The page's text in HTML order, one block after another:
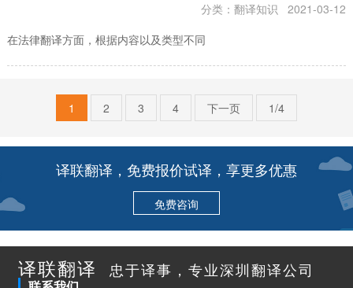
分类：翻译知识
2021-03-12
在法律翻译方面，根据内容以及类型不同
1 2 3 4 下一页 1/4
译联翻译，免费报价试译，享更多优惠
免费咨询
译联翻译忠于译事，专业深圳翻译公司